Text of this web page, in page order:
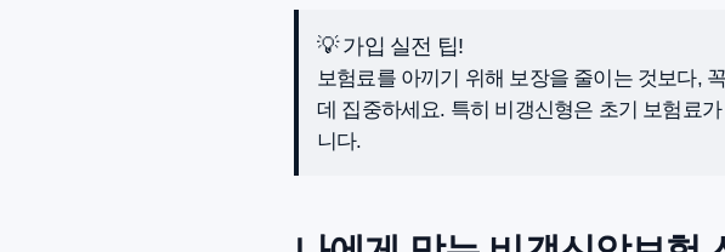
💡 가입 실전 팁!
보험료를 아끼기 위해 보장을 줄이는 것보다,
데 집중하세요. 특히 비갱신형은 초기 보험료
니다.